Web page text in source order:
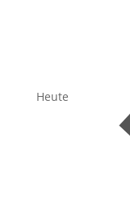
Heute